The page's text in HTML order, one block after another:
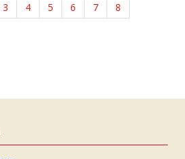
3 4 5 6 7
8